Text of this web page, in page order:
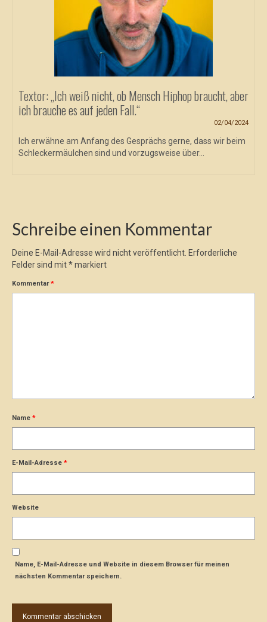
Textor: „Ich weiß nicht, ob Mensch Hiphop braucht, aber
ich brauche es auf jeden Fall.“
02/04/2024
Ich erwähne am Anfang des Gesprächs gerne, dass wir beim
Schleckermäulchen sind und vorzugsweise über...
Schreibe einen Kommentar
Deine E-Mail-Adresse wird nicht veröffentlicht. Erforderliche
Felder sind mit*markiert
Kommentar*
Name *
E-Mail-Adresse *
Website
Name, E-Mail-Adresse und Website in diesem Browser für meinen
nächsten Kommentar speichern.